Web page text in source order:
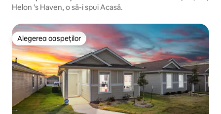
Helon 's Haven, o să-i spui Acasă.
Alegerea oaspeților
Alegerea oaspeților